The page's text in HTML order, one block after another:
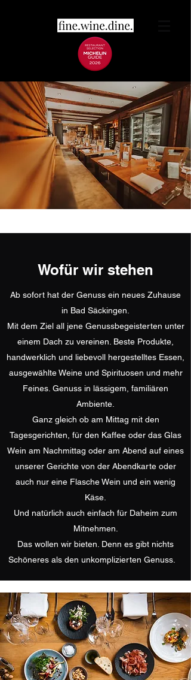
Wofür wir stehen
Ab sofort hat der Genuss ein neues Zuhause
in Bad Säckingen.
Mit dem Ziel all jene Genussbegeisterten unter
einem Dach zu vereinen. Beste Produkte,
handwerklich und liebevoll hergestelltes Essen,
ausgewählte Weine und Spirituosen und mehr
Feines. Genuss in lässigem, familiären
Ambiente.
Ganz gleich ob am Mittag mit den
Tagesgerichten, für den Kaffee oder das Glas
Wein am Nachmittag oder am Abend auf eines
unserer Gerichte von der Abendkarte oder
auch nur eine Flasche Wein und ein wenig
Käse.
Und natürlich auch einfach für Daheim zum
Mitnehmen.
Das wollen wir bieten. Denn es gibt nichts
Schöneres als den unkomplizierten Genuss.